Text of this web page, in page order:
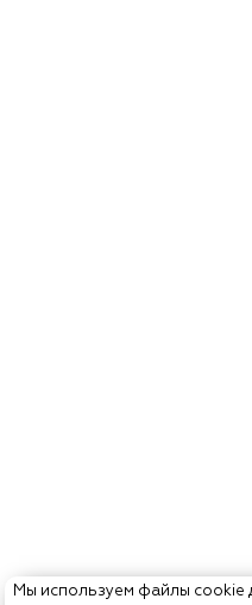
Мы используем файлы cookie